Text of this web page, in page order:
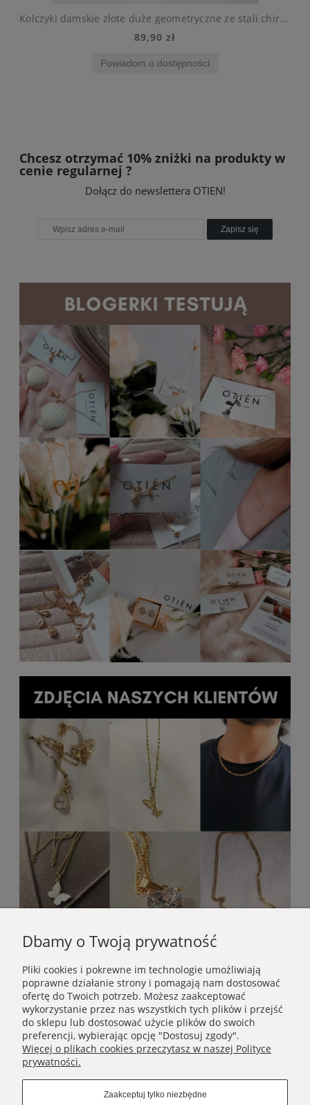
Kolczyki damskie złote duże geometryczne ze stali chirurgicznej
89,90 zł
Powiadom o dostępności
Chcesz otrzymać 10% zniżki na produkty w
cenie regularnej ?
Dołącz do newslettera OTIEN!
Zapisz się
Dbamy o Twoją prywatność
Pliki cookies i pokrewne im technologie umożliwiają
poprawne działanie strony i pomagają nam dostosować
ofertę do Twoich potrzeb. Możesz zaakceptować
wykorzystanie przez nas wszystkich tych plików i przejść
do sklepu lub dostosować użycie plików do swoich
preferencji, wybierając opcję "Dostosuj zgody".
Więcej o plikach cookies przeczytasz w naszej Polityce
prywatności.
Zaakceptuj tylko niezbędne